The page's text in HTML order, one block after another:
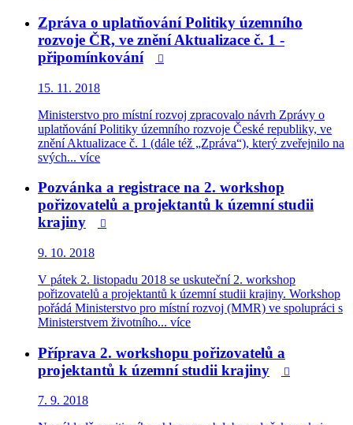
Zpráva o uplatňování Politiky územního
rozvoje ČR, ve znění Aktualizace č. 1 -
připomínkování

15. 11. 2018
Ministerstvo pro místní rozvoj zpracovalo návrh Zprávy o
uplatňování Politiky územního rozvoje České republiky, ve
znění Aktualizace č. 1 (dále též „Zpráva“), který zveřejnilo na
svých... více
Pozvánka a registrace na 2. workshop
pořizovatelů a projektantů k územní studii
krajiny

9. 10. 2018
V pátek 2. listopadu 2018 se uskuteční 2. workshop
pořizovatelů a projektantů k územní studii krajiny. Workshop
pořádá Ministerstvo pro místní rozvoj (MMR) ve spolupráci s
Ministerstvem životního... více
Příprava 2. workshopu pořizovatelů a
projektantů k územní studii krajiny

7. 9. 2018